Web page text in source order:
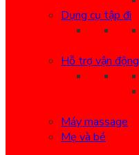
Dụng cụ tập đi
Hỗ trợ vận động
Máy massage
Mẹ và bé